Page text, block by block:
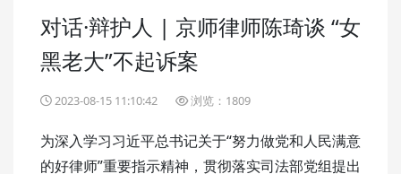
官方 咨询热线：4001-666-001
对话·辩护人 | 京师律师陈琦谈 “女
黑老大”不起诉案
2023-08-15 11:10:42 浏览：1809
为深入学习习近平总书记关于“努力做党和人民满意
的好律师”重要指示精神，贯彻落实司法部党组提出